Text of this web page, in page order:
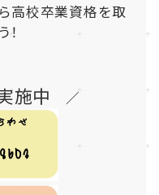
高校卒業資格を取
！
施中 ／